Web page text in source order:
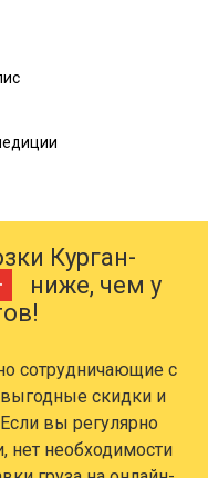
Курган-
ниже, чем у
сотрудничающие с
выгодные скидки и
вы регулярно
нет необходимости